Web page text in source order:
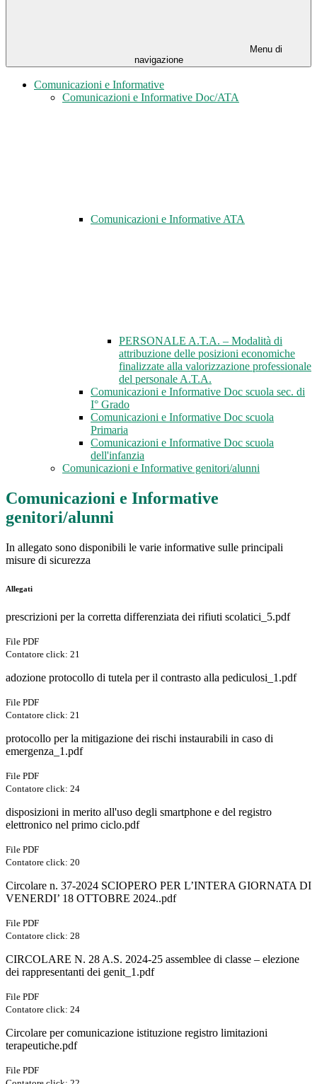
Menu di
navigazione
Comunicazioni e Informative
Comunicazioni e Informative Doc/ATA
Comunicazioni e Informative ATA
PERSONALE A.T.A. – Modalità di
attribuzione delle posizioni economiche
finalizzate alla valorizzazione professionale
del personale A.T.A.
Comunicazioni e Informative Doc scuola sec. di
I° Grado
Comunicazioni e Informative Doc scuola
Primaria
Comunicazioni e Informative Doc scuola
dell'infanzia
Comunicazioni e Informative genitori/alunni
Comunicazioni e Informative
genitori/alunni
In allegato sono disponibili le varie informative sulle principali
misure di sicurezza
Allegati
prescrizioni per la corretta differenziata dei rifiuti scolatici_5.pdf
File PDF
Contatore click: 21
adozione protocollo di tutela per il contrasto alla pediculosi_1.pdf
File PDF
Contatore click: 21
protocollo per la mitigazione dei rischi instaurabili in caso di
emergenza_1.pdf
File PDF
Contatore click: 24
disposizioni in merito all'uso degli smartphone e del registro
elettronico nel primo ciclo.pdf
File PDF
Contatore click: 20
Circolare n. 37-2024 SCIOPERO PER L’INTERA GIORNATA DI
VENERDI’ 18 OTTOBRE 2024..pdf
File PDF
Contatore click: 28
CIRCOLARE N. 28 A.S. 2024-25 assemblee di classe – elezione
dei rappresentanti dei genit_1.pdf
File PDF
Contatore click: 24
Circolare per comunicazione istituzione registro limitazioni
terapeutiche.pdf
File PDF